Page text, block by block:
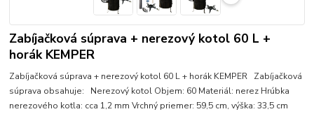
Zabíjačková súprava + nerezový kotol 60 L +
horák KEMPER
Zabíjačková súprava + nerezový kotol 60 L + horák KEMPER Zabíjačková
súprava obsahuje: Nerezový kotol Objem: 60 Materiál: nerez Hrúbka
nerezového kotla: cca 1,2 mm Vrchný priemer: 59,5 cm, výška: 33,5 cm